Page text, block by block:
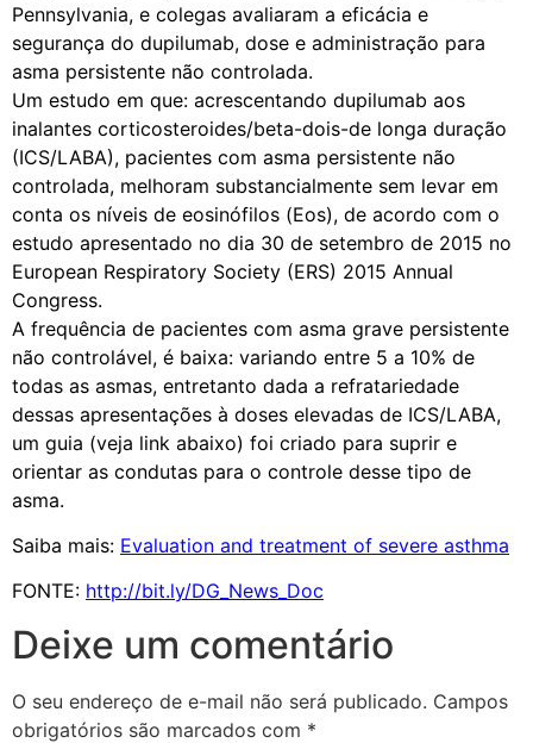
Pennsylvania, e colegas avaliaram a eficácia e
segurança do dupilumab, dose e administração para
asma persistente não controlada.
Um estudo em que: acrescentando dupilumab aos
inalantes corticosteroides/beta-dois-de longa duração
(ICS/LABA), pacientes com asma persistente não
controlada, melhoram substancialmente sem levar em
conta os níveis de eosinófilos (Eos), de acordo com o
estudo apresentado no dia 30 de setembro de 2015 no
European Respiratory Society (ERS) 2015 Annual
Congress.
A frequência de pacientes com asma grave persistente
não controlável, é baixa: variando entre 5 a 10% de
todas as asmas, entretanto dada a refratariedade
dessas apresentações à doses elevadas de ICS/LABA,
um guia (veja link abaixo) foi criado para suprir e
orientar as condutas para o controle desse tipo de
asma.
Saiba mais: Evaluation and treatment of severe asthma
FONTE: http://bit.ly/DG_News_Doc
Deixe um comentário
O seu endereço de e-mail não será publicado. Campos
obrigatórios são marcados com *